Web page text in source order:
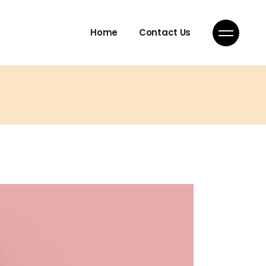
Home Contact Us